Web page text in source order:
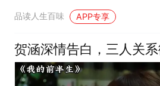
安静
品读人生百味 APP专享
贺涵深情告白，三人关